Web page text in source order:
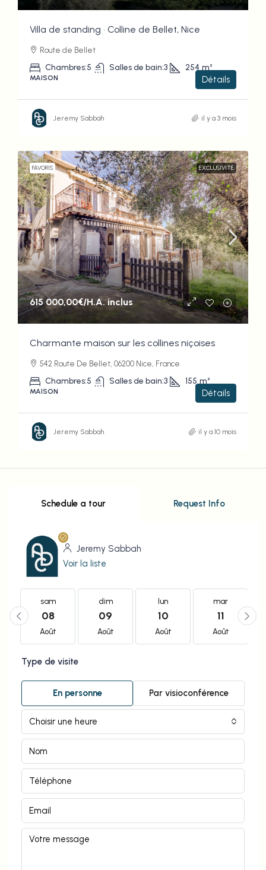
Villa de standing • Colline de Bellet, Nice
Route de Bellet
Chambres:5 Salles de bain:3 254 m²
MAISON Détails
Jeremy Sabbah il y a 3 mois
FAVORIS EXCLUSIVITÉ
615 000,00€/H.A. inclus
Charmante maison sur les collines niçoises
542 Route De Bellet, 06200 Nice, France
Chambres:5 Salles de bain:3 155 m²
MAISON Détails
Jeremy Sabbah il y a 10 mois
Schedule a tour Request Info
Jeremy Sabbah
Voir la liste
sam
08
Août
dim
09
Août
lun
10
Août
mar
11
Août
Type de visite
En personne Par visioconférence
Choisir une heure